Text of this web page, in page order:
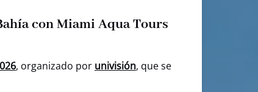
con Miami Aqua Tours
, organizado por univisión, que se